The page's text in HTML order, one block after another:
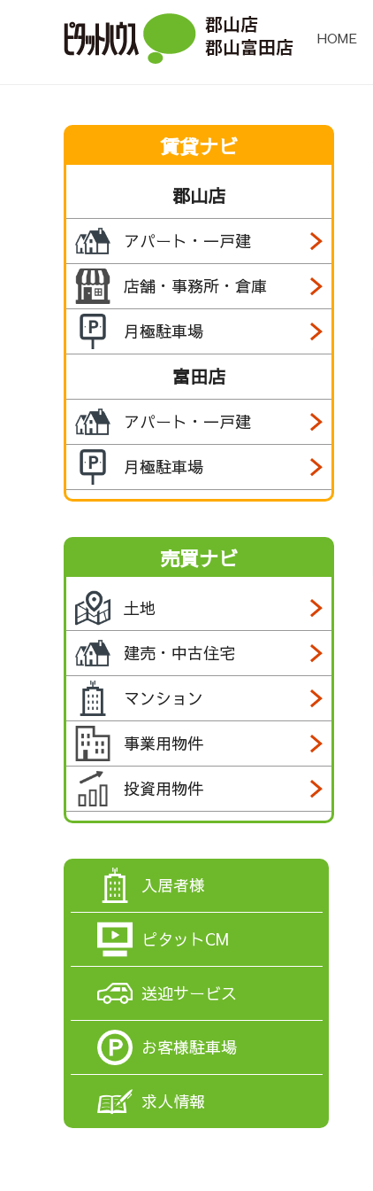
HOME
賃貸ナビ
郡山店
アパート・一戸建
店舗・事務所・倉庫
月極駐車場
富田店
アパート・一戸建
月極駐車場
売買ナビ
土地
建売・中古住宅
マンション
事業用物件
投資用物件
入居者様
ピタットCM
送迎サービス
お客様駐車場
求人情報